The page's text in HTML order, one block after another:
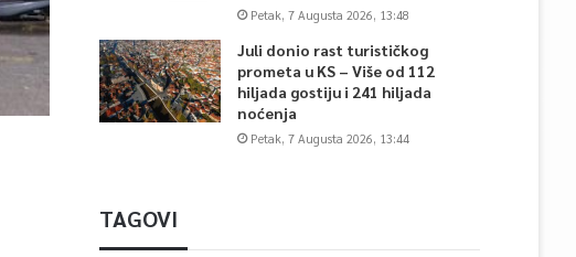
Petak, 7 Augusta 2026, 13:48
Juli donio rast turističkog
prometa u KS – Više od 112
hiljada gostiju i 241 hiljada
noćenja
Petak, 7 Augusta 2026, 13:44
TAGOVI